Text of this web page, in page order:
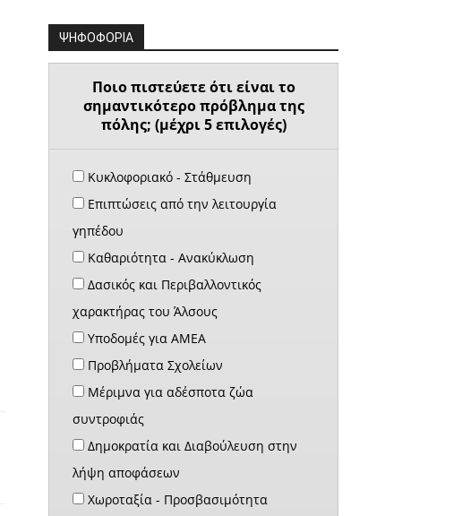
ΨΗΦΟΦΟΡΙΑ
Ποιο πιστεύετε ότι είναι το
σημαντικότερο πρόβλημα της
πόλης; (μέχρι 5 επιλογές)
Κυκλοφοριακό - Στάθμευση
Επιπτώσεις από την λειτουργία
γηπέδου
Καθαριότητα - Ανακύκλωση
Δασικός και Περιβαλλοντικός
χαρακτήρας του Άλσους
Υποδομές για ΑΜΕΑ
Προβλήματα Σχολείων
Μέριμνα για αδέσποτα ζώα
συντροφιάς
Δημοκρατία και Διαβούλευση στην
λήψη αποφάσεων
Χωροταξία - Προσβασιμότητα